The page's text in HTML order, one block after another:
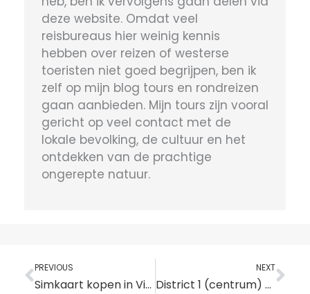
deze website. Omdat veel
reisbureaus hier weinig kennis
hebben over reizen of westerse
toeristen niet goed begrijpen, ben ik
zelf op mijn blog tours en rondreizen
gaan aanbieden. Mijn tours zijn vooral
gericht op veel contact met de
lokale bevolking, de cultuur en het
ontdekken van de prachtige
ongerepte natuur.
Vorige
PREVIOUS
Simkaart kopen in Vietnam – Beste providers, winkels & kosten
NEXT
District 1 (centrum) van Ho Chi Minh City